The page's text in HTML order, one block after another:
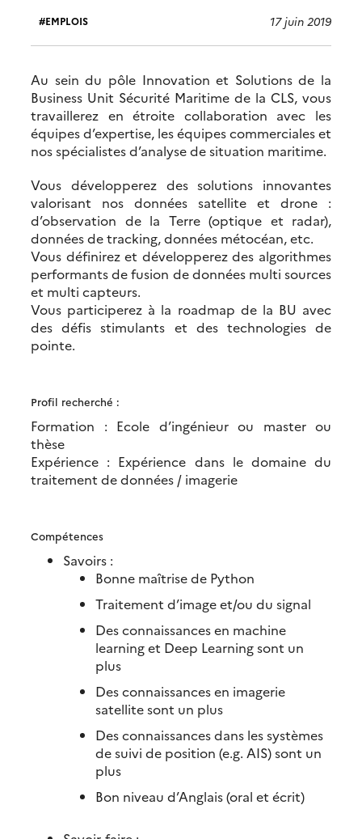
EMPLOIS 17 juin 2019
Au sein du pôle Innovation et Solutions de la
Business Unit Sécurité Maritime de la CLS, vous
travaillerez en étroite collaboration avec les
équipes d’expertise, les équipes commerciales et
nos spécialistes d’analyse de situation maritime.
Vous développerez des solutions innovantes
valorisant nos données satellite et drone :
d’observation de la Terre (optique et radar),
données de tracking, données métocéan, etc.
Vous définirez et développerez des algorithmes
performants de fusion de données multi sources
et multi capteurs.
Vous participerez à la roadmap de la BU avec
des défis stimulants et des technologies de
pointe.
Profil recherché :
Formation : Ecole d’ingénieur ou master ou
thèse
Expérience : Expérience dans le domaine du
traitement de données / imagerie
Compétences
Savoirs :
Bonne maîtrise de Python
Traitement d’image et/ou du signal
Des connaissances en machine
learning et Deep Learning sont un
plus
Des connaissances en imagerie
satellite sont un plus
Des connaissances dans les systèmes
de suivi de position (e.g. AIS) sont un
plus
Bon niveau d’Anglais (oral et écrit)